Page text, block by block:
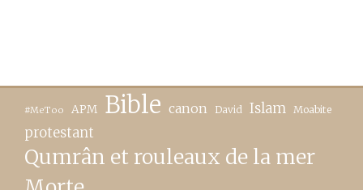
#MeToo APM Bible canon David Islam Moabite
protestant
Qumrân et rouleaux de la mer